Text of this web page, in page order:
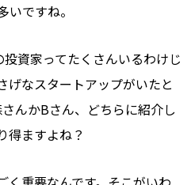
いですね。
投資家ってたくさんいるわけじ
げなスタートアップがいたと
んかBさん、どちらに紹介し
得ますよね？